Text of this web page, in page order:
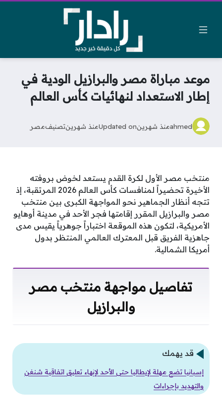
موعد مباراة مصر والبرازيل الودية في
إطار الاستعداد لنهائيات كأس العالم
ahmedمنذ شهرينUpdated onمنذ شهرينتصنيفمصر
منتخب مصر الأول لكرة القدم يستعد لخوض بروفته
الأخيرة تحضيراً لمنافسات كأس العالم 2026 المرتقبة، إذ
تتجه أنظار الجماهير نحو المواجهة الكبرى بين منتخب
مصر والبرازيل المقرر إقامتها فجر الأحد في مدينة أوهايو
الأمريكية، لتكون هذه الموقعة اختباراً جوهرياً يقيس مدى
جاهزية الفريق قبل المعترك العالمي المنتظر بدول
أمريكا الشمالية.
تفاصيل مواجهة منتخب مصر
والبرازيل
قد يهمك
إسبانيا تضع مهلة لإيطاليا حتى الأحد لإنهاء تعليق اتفاقية شنغن
والتهديد بإجراءات